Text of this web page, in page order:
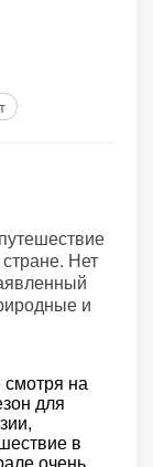
Нет
и